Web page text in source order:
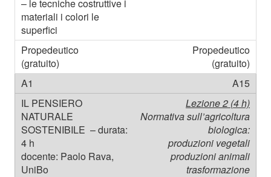
Propedeutico
(gratuito)
A15
Lezione 2 (4 h)
Normativa sull’agricoltura
biologica:
produzioni vegetali
produzioni animali
trasformazione